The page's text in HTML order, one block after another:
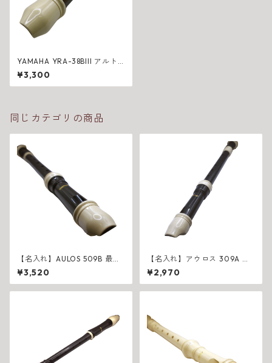
YAMAHA YRA-38BIII アルト
リコーダー（バロック式）
¥3,300
同じカテゴリの商品
【名入れ】AULOS 509B 最高
級アルトリコーダー
¥3,520
【名入れ】アウロス 309A ア
ルトリコーダー
¥2,970